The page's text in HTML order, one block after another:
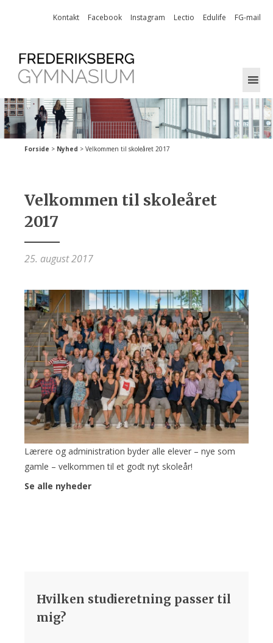
Kontakt Facebook Instagram Lectio Edulife FG-mail
Forside > Nyhed > Velkommen til skoleåret 2017
Velkommen til skoleåret
2017
25. august 2017
Lærere og administration byder alle elever – nye som
gamle – velkommen til et godt nyt skoleår!
Se alle nyheder
Hvilken studieretning passer til
mig?